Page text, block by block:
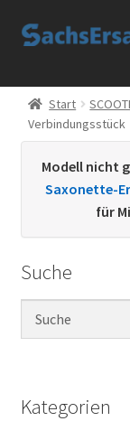
Zur
Zum
Start
AGB
Kontakt
Sachs Ersatzteile
Über uns
Start
Verbindungsstück
Modell nicht
Saxonette-
für
Suche
Kategorien